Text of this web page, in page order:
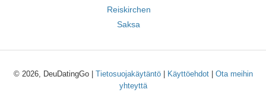
Reiskirchen
Saksa
© 2026, DeuDatingGo | Tietosuojakäytäntö| Käyttöehdot| Ota meihin
yhteyttä